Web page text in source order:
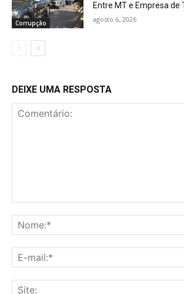
Corrupção
Entre MT e Empresa de
agosto 6, 2026
DEIXE UMA RESPOSTA